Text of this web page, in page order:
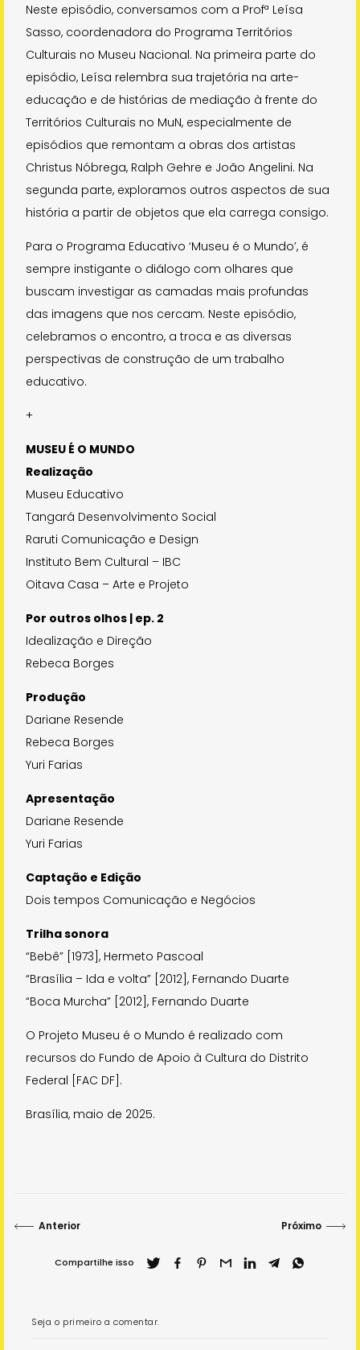
Neste episódio, conversamos com a Profª Leísa
Sasso, coordenadora do Programa Territórios
Culturais no Museu Nacional. Na primeira parte do
episódio, Leísa relembra sua trajetória na arte-
educação e de histórias de mediação à frente do
Territórios Culturais no MuN, especialmente de
episódios que remontam a obras dos artistas
Christus Nóbrega, Ralph Gehre e João Angelini. Na
segunda parte, exploramos outros aspectos de sua
história a partir de objetos que ela carrega consigo.
Para o Programa Educativo ‘Museu é o Mundo’, é
sempre instigante o diálogo com olhares que
buscam investigar as camadas mais profundas
das imagens que nos cercam. Neste episódio,
celebramos o encontro, a troca e as diversas
perspectivas de construção de um trabalho
educativo.
+
MUSEU É O MUNDO
Realização
Museu Educativo
Tangará Desenvolvimento Social
Raruti Comunicação e Design
Instituto Bem Cultural – IBC
Oitava Casa – Arte e Projeto
Por outros olhos | ep. 2
Idealização e Direção
Rebeca Borges
Produção
Dariane Resende
Rebeca Borges
Yuri Farias
Apresentação
Dariane Resende
Yuri Farias
Captação e Edição
Dois tempos Comunicação e Negócios
Trilha sonora
“Bebê” [1973], Hermeto Pascoal
“Brasília – Ida e volta” [2012], Fernando Duarte
“Boca Murcha” [2012], Fernando Duarte
O Projeto Museu é o Mundo é realizado com
recursos do Fundo de Apoio à Cultura do Distrito
Federal [FAC DF].
Brasília, maio de 2025.
Anterior Próximo
Compartilhe isso
Seja o primeiro a comentar.